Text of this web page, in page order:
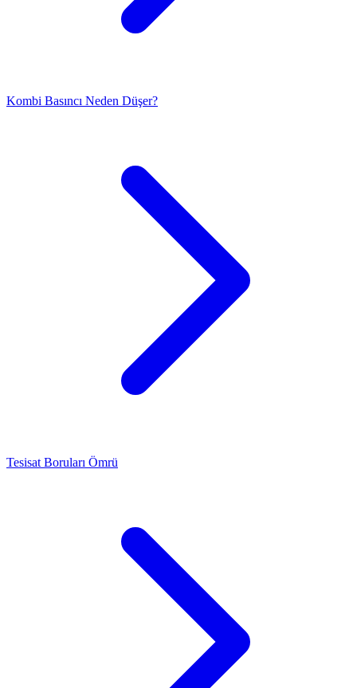
Kombi Basıncı Neden Düşer?
Tesisat Boruları Ömrü